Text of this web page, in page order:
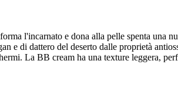
l'incarnato e dona alla pelle spenta una
e di dattero del deserto dalle proprietà
La BB cream ha una texture leggera,